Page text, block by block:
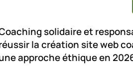
solidaire et
la création site web
approche éthique en